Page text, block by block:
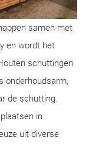
samen met
en wordt het
schuttingen
onderhoudsarm,
de schutting.
in
uit diverse